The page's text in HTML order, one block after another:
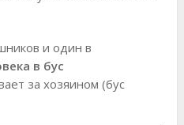
и один в
в бус
за хозяином (бус